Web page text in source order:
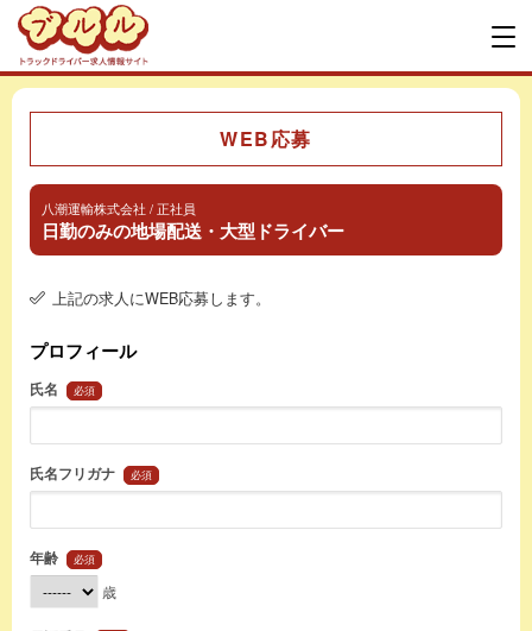
WEB応募
八潮運輸株式会社 / 正社員
日勤のみの地場配送・大型ドライバー
上記の求人にWEB応募します。
プロフィール
氏名 必須
氏名フリガナ 必須
年齢 必須
歳